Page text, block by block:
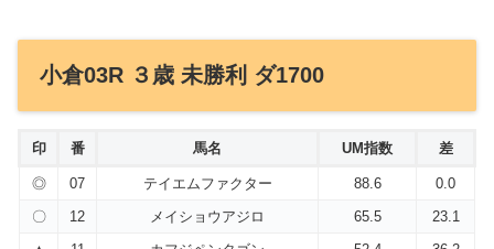
小倉03R ３歳 未勝利 ダ1700
印 番 馬名 UM指数 差
◎ 07 テイエムファクター 88.6
0.0
〇
12 メイショウアジロ 65.5
23.1